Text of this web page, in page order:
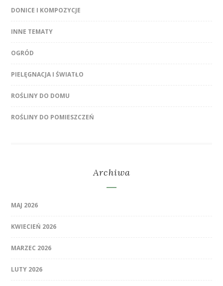
DONICE I KOMPOZYCJE
INNE TEMATY
OGRÓD
PIELĘGNACJA I ŚWIATŁO
ROŚLINY DO DOMU
ROŚLINY DO POMIESZCZEŃ
Archiwa
MAJ 2026
KWIECIEŃ 2026
MARZEC 2026
LUTY 2026